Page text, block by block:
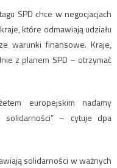
SPD chce w negocjacjach
które odmawiają udziału
warunki finansowe. Kraje,
z planem SPD – otrzymać
europejskim nadamy
solidarności” – cytuje dpa
solidarności w ważnych